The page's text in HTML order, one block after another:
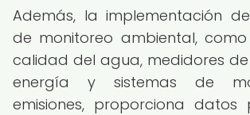
Además, la implementación
de monitoreo ambiental,
calidad del agua, medidores
energía y sistemas de
emisiones, proporciona datos